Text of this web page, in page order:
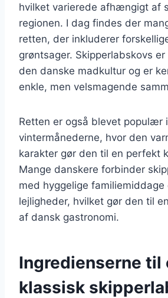
hvilket varierede afhængigt af
regionen. I dag findes der
retten, der inkluderer
grøntsager. Skipperlabskovs
den danske madkultur og er
enkle, men velsmagende
Retten er også blevet populær i
vintermånederne, hvor den
karakter gør den til en perfekt
Mange danskere forbinder
med hyggelige familiemiddage
lejligheder, hvilket gør den til
af dansk gastronomi.
Ingredienserne til
klassisk